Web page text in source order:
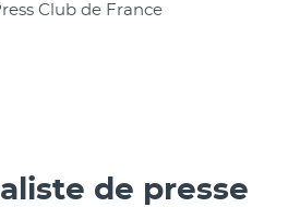
Club de France
de presse